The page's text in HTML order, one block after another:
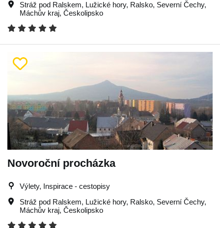
Stráž pod Ralskem, Lužické hory, Ralsko, Severní Čechy,
Máchův kraj, Českolipsko
Novoroční procházka
Výlety, Inspirace - cestopisy
Stráž pod Ralskem, Lužické hory, Ralsko, Severní Čechy,
Máchův kraj, Českolipsko